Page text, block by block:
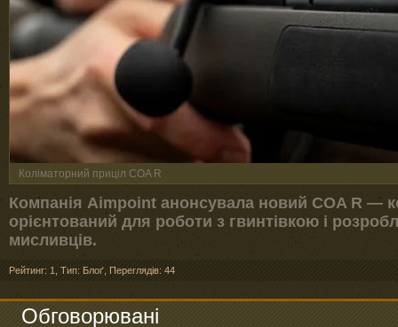
Коліматорний приціл COA R
Компанія Aimpoint анонсувала новий COA R —
орієнтований для роботи з гвинтівкою і
мисливців.
Рейтинг: 1 Тип: Блоґ Переглядів: 44
Обговорювані